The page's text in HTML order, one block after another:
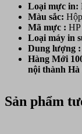
Loại mực in:
Màu sắc:
Mã mực :
Loại máy in
Dung lượng :
Hàng Mới
nội thành Hà
Sản phẩm